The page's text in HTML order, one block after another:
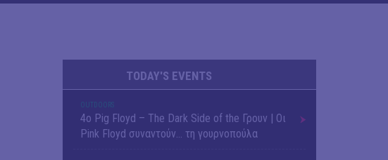
TODAY'S EVENTS
OUTDΟORS
4ο Pig Floyd – The Dark Side of the Γρουν | Οι
Pink Floyd συναντούν… τη γουρνοπούλα